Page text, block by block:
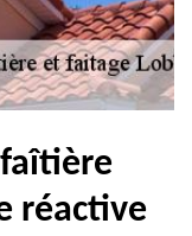
réactive